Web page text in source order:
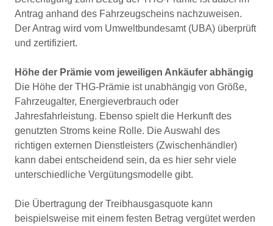
Antrag anhand des Fahrzeugscheins nachzuweisen.
Der Antrag wird vom Umweltbundesamt (UBA) überprüft
und zertifiziert.
Höhe der Prämie vom jeweiligen Ankäufer abhängig
Die Höhe der THG-Prämie ist unabhängig von Größe,
Fahrzeugalter, Energieverbrauch oder
Jahresfahrleistung. Ebenso spielt die Herkunft des
genutzten Stroms keine Rolle. Die Auswahl des
richtigen externen Dienstleisters (Zwischenhändler)
kann dabei entscheidend sein, da es hier sehr viele
unterschiedliche Vergütungsmodelle gibt.
Die Übertragung der Treibhausgasquote kann
beispielsweise mit einem festen Betrag vergütet werden